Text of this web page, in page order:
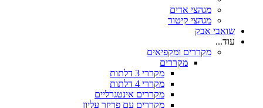
מגהצי אדים
מגהצי קיטור
שואבי אבק
עוד...
מקררים ומקפיאים
מקררים
מקררי 3 דלתות
מקררי 4 דלתות
מקררים אינטגרליים
מקררים עם פריזר עליון